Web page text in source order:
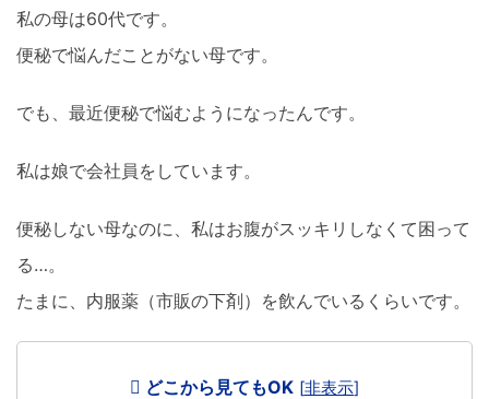
私の母は60代です。
便秘で悩んだことがない母です。
でも、最近便秘で悩むようになったんです。
私は娘で会社員をしています。
便秘しない母なのに、私はお腹がスッキリしなくて困って
る…。
たまに、内服薬（市販の下剤）を飲んでいるくらいです。
どこから見てもOK [非表示]